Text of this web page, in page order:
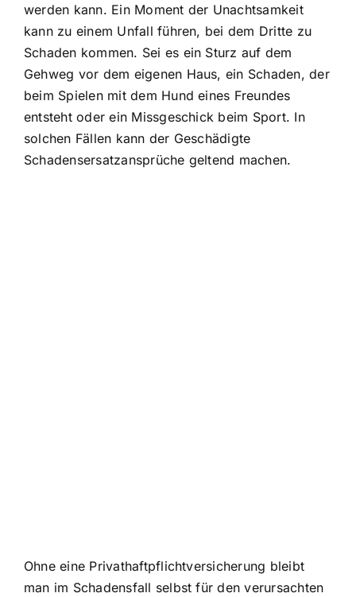
werden kann. Ein Moment der Unachtsamkeit
kann zu einem Unfall führen, bei dem Dritte zu
Schaden kommen. Sei es ein Sturz auf dem
Gehweg vor dem eigenen Haus, ein Schaden, der
beim Spielen mit dem Hund eines Freundes
entsteht oder ein Missgeschick beim Sport. In
solchen Fällen kann der Geschädigte
Schadensersatzansprüche geltend machen.
Ohne eine Privathaftpflichtversicherung bleibt
man im Schadensfall selbst für den verursachten